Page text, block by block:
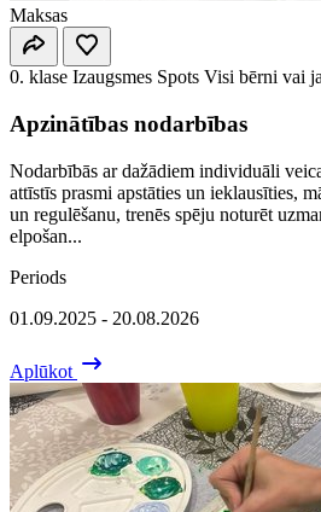
Maksas
0. klase Izaugsmes Spots Visi bērni vai
Apzinātības nodarbības
Nodarbībās ar dažādiem individuāli
attīstīs prasmi apstāties un ieklausīties,
un regulēšanu, trenēs spēju noturēt
elpošan...
Periods
01.09.2025 - 20.08.2026
Aplūkot